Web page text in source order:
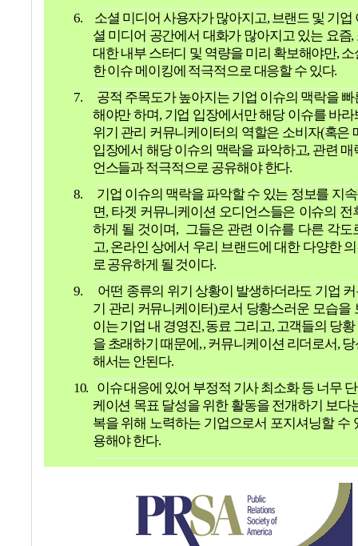
6.
소셜 미디어 사용자가 많아지고,브랜드 및 기업
셜 미디어 공간에서 대화가 많아지고 있는 요즘,
대한 내부 스터디 및 역량을 미리 확보해야만,소
한 이슈 메이킹에 적극적으로 대응할 수 있다.
7.
공적 주목도가 높아지는 기업 이슈의 맥락을
해야만 하며, 기업 입장에서만 해당 이슈를 바
위기 관리 커뮤니케이터의 역할은 소비자(혹은
입장에서 해당 이슈의 맥락을 파악하고, 관련 매
언스들과 적극적으로 공유해야 한다.
8.
기업 이슈의 맥락을 파악할 수 있는 정보를 지
면, 타겟 커뮤니케이션 오디언스들은 이슈의 전
하게 될 것이며, 그들은 관련 이슈를 다른 각도
고,온라인 상에서 우리 브랜드에 대한 다양한
로 공유하게 될 것이다.
9.
어떤 종류의 위기 상황이 발생하더라도 기업
기 관리 커뮤니케이터)로서 당황스러운 모습을
이는 기업 내 경영진,동료 그리고,고객들의 당
을 초래하기 때문에, ,커뮤니케이션 리더로서,
해서는 안된다.
10.
이슈 대응에 있어 부정적 기사 최소화 등 너무
케이션 목표 달성을 위한 활동을 전개하기 보다
복을 위해 노력하는 기업으로서 포지셔닝할 수
용해야 한다.